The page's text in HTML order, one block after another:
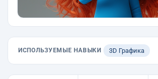
ИСПОЛЬЗУЕМЫЕ НАВЫКИ 3D Графика